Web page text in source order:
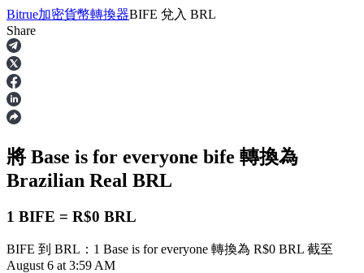
合約
USDT永續
Bitrue加密貨幣轉換器BIFE 兌入 BRL
Share
將 Base is for everyone bife 轉換為
Brazilian Real BRL
1 BIFE = R$0 BRL
BIFE 到 BRL：1 Base is for everyone 轉換為 R$0 BRL 截至
August 6 at 3:59 AM